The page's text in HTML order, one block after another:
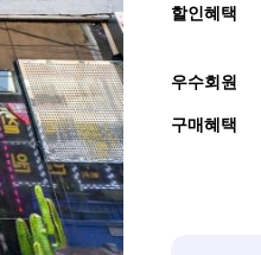
할인혜택
우수회원
구매혜택